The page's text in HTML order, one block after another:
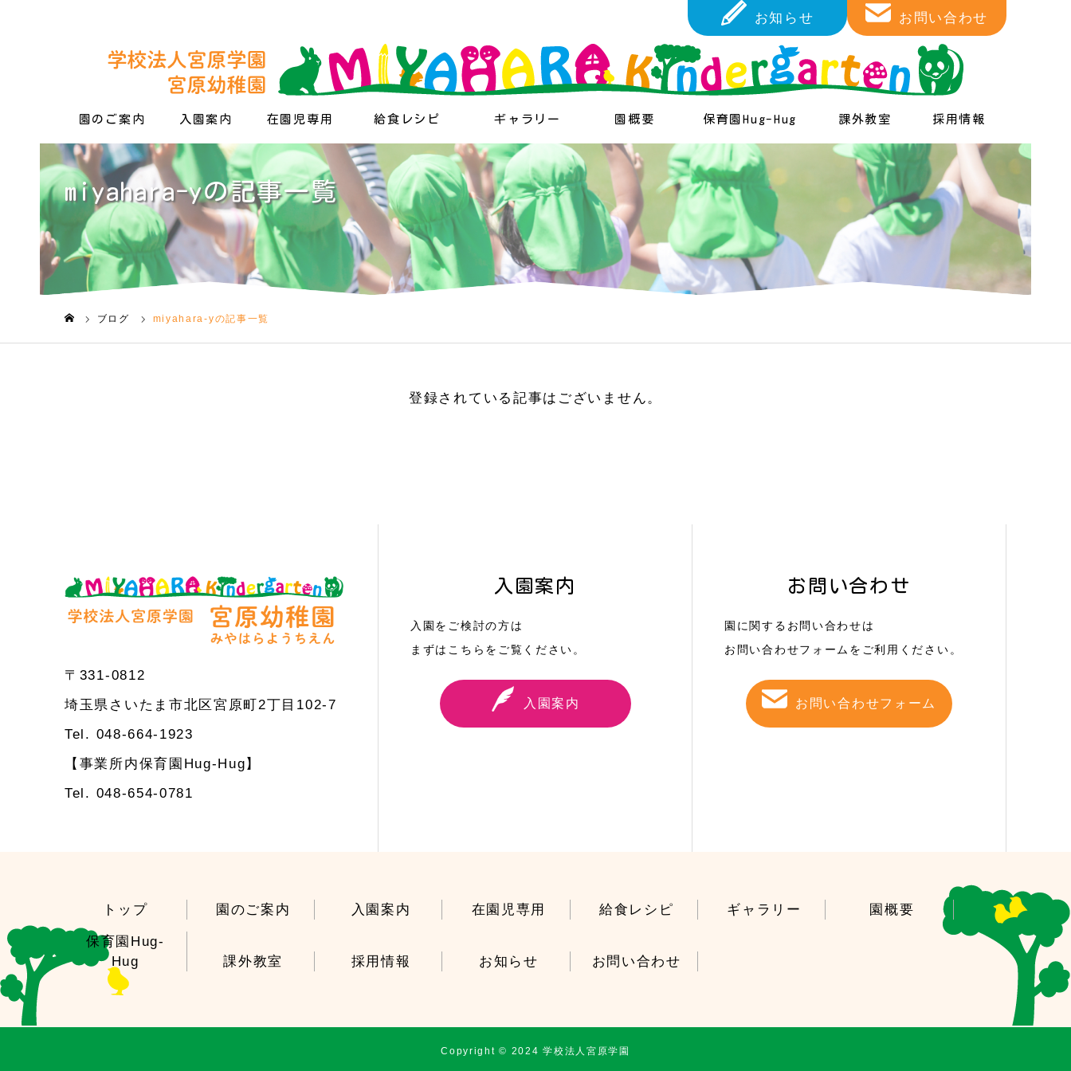
お知らせ お問い合わせ
園のご案内 入園案内 在園児専用 給食レシピ ギャラリー 園概要 保育園Hug-Hug 課外教室 採用情報
miyahara-yの記事一覧
ブログ miyahara-yの記事一覧
登録されている記事はございません。
〒331-0812
埼玉県さいたま市北区宮原町2丁目102-7
Tel. 048-664-1923
【事業所内保育園Hug-Hug】
Tel. 048-654-0781
入園案内
入園をご検討の方は
まずはこちらをご覧ください。
入園案内
お問い合わせ
園に関するお問い合わせは
お問い合わせフォームをご利用ください。
お問い合わせフォーム
トップ 園のご案内 入園案内 在園児専用 給食レシピ ギャラリー 園概要
保育園Hug-
Hug
課外教室 採用情報 お知らせ お問い合わせ
Copyright © 2024 学校法人宮原学園